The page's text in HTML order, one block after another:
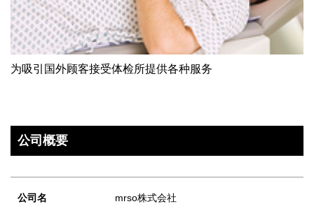
为吸引国外顾客接受体检所提供各种服务
公司概要
公司名 mrso株式会社